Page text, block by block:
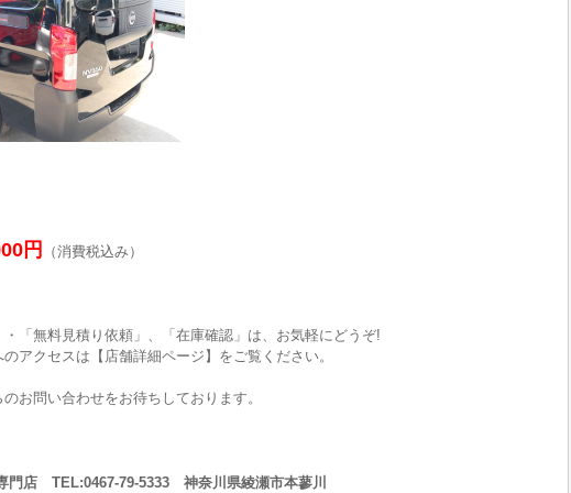
円 （消費税込み）
「無料見積り依頼」、「在庫確認」は、お気軽にどうぞ!
アクセスは【店舗詳細ページ】をご覧ください。
お問い合わせをお待ちしております。
門店 TEL:0467-79-5333 神奈川県綾瀬市本蓼川